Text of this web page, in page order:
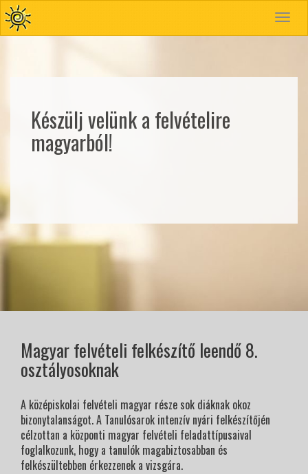
Toggle
Készülj velünk a felvételire
magyarból!
Magyar felvételi felkészítő leendő 8.
osztályosoknak
A középiskolai felvételi magyar része sok diáknak okoz
bizonytalanságot. A Tanulósarok intenzív nyári felkészítőjén
célzottan a központi magyar felvételi feladattípusaival
foglalkozunk, hogy a tanulók magabiztosabban és
felkészültebben érkezzenek a vizsgára.